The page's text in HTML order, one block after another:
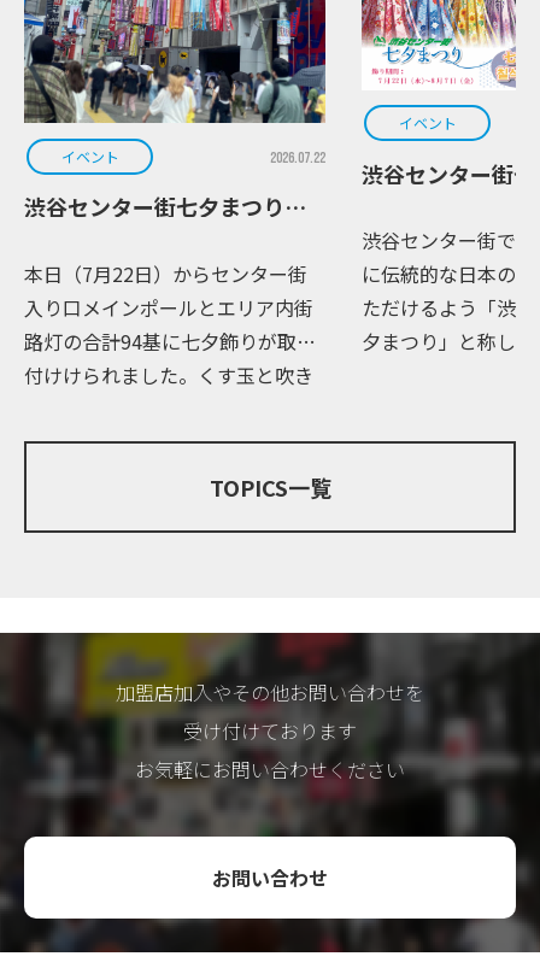
イベント 2026.07.22
渋谷センター街七夕まつり part2
本日（7月22日）からセンター街
入り口メインポールとエリア内街
路灯の合計94基に七夕飾りが取り
付けけられました。くす玉と吹き
「仙台七夕まつり」の心を受け継
ぐ職人により、幸を願い一つ一つ
イベント
渋谷センター街
渋谷センター街で
に伝統的な日本の
ただけるよう「渋
夕まつり」と称し
街路灯の合計94基
TOPICS一覧
加盟店加入やその他お問い合わせを
受け付けております
お気軽にお問い合わせください
お問い合わせ